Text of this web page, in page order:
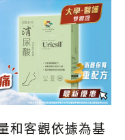
和客觀依據為基